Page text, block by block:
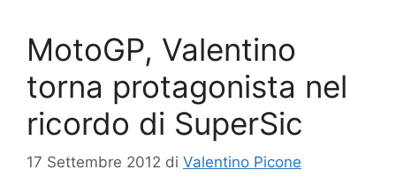
MotoGP, Valentino
torna protagonista nel
ricordo di SuperSic
17 Settembre 2012 di Valentino Picone